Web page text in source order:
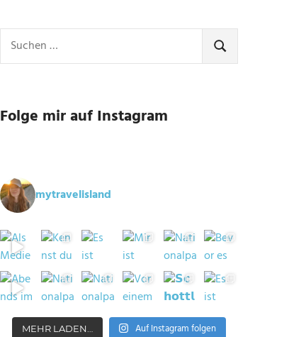
nach:
SUCHEN
Folge mir auf Instagram
mytravelisland
MEHR LADEN… Auf Instagram folgen